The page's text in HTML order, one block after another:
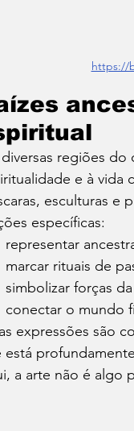
https://
regiões
e à vida
esculturas e
específicas:
representar
marcar rituais de
simbolizar forças
conectar o mundo
expressões são
está
a arte não é algo